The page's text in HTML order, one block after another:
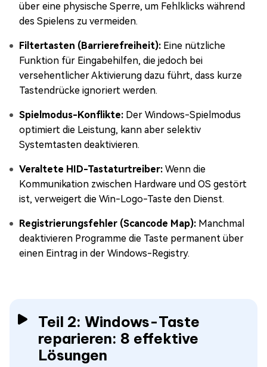
über eine physische Sperre, um Fehlklicks während
des Spielens zu vermeiden.
Filtertasten (Barrierefreiheit): Eine nützliche
Funktion für Eingabehilfen, die jedoch bei
versehentlicher Aktivierung dazu führt, dass kurze
Tastendrücke ignoriert werden.
Spielmodus-Konflikte: Der Windows-Spielmodus
optimiert die Leistung, kann aber selektiv
Systemtasten deaktivieren.
Veraltete HID-Tastaturtreiber: Wenn die
Kommunikation zwischen Hardware und OS gestört
ist, verweigert die Win-Logo-Taste den Dienst.
Registrierungsfehler (Scancode Map): Manchmal
deaktivieren Programme die Taste permanent über
einen Eintrag in der Windows-Registry.
Teil 2: Windows-Taste
reparieren: 8 effektive
Lösungen